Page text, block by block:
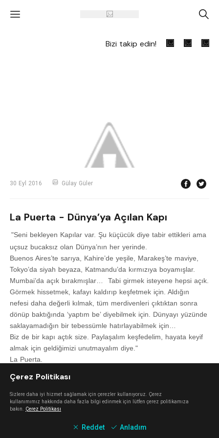
' A
Bizi takip edin!
30 Eyl 2016 Gülay Güler
La Puerta - Dünya’ya Açılan Kapı
"Seni bekleyen Kapılar var. Şu küçücük diye tabir ettikleri ama
uçsuz bucaksız olan Dünya’nın her yerinde.
Buenos Aires’te sarıya, Kahire’de yeşile, Marakeş’te maviye,
Tokyo’da siyah beyaza, Katmandu’da kırmızıya boyamışlar.
Mumbai’da açık bırakmışlar… Tabi girmek isteyene hepsi açık.
Görmek hissetmek, kafayı kaldırıp keşfetmek için. Aldığın
nefesi daha değerli kılmak, tüm merdivenleri çıktıktan sonra
dönüp baktığında ‘yaptım be’ diyebilmek için. Dünyayı yüzünde
saklayamadığın bir tebessümle hatırlayabilmek için…
Biz de bir kapı açtık size. Paylaşalım keşfedelim, hayata keyif
almak için geldiğimizi unutmayalım diye."
La Puerta.
Çerez Politikası
Sizlere daha iyi hizmet sağlamak için çerezler kullanıyoruz. Çerez
kullanımımız hakkında daha fazla bilgi edinmek için lütfen çerez politikamıza
bakın. Çerez Politikası
Reddet Anladım